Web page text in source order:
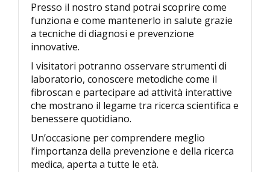
Presso il nostro stand potrai scoprire come
funziona e come mantenerlo in salute grazie
a tecniche di diagnosi e prevenzione
innovative.
I visitatori potranno osservare strumenti di
laboratorio, conoscere metodiche come il
fibroscan e partecipare ad attività interattive
che mostrano il legame tra ricerca scientifica e
benessere quotidiano.
Un’occasione per comprendere meglio
l’importanza della prevenzione e della ricerca
medica, aperta a tutte le età.